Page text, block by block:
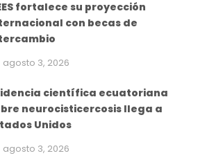
fortalece su proyección
con becas de
agosto 3, 2026
científica ecuatoriana
neurocisticercosis llega a
Unidos
agosto 3, 2026